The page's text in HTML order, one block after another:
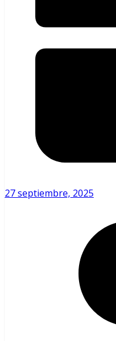
27 septiembre, 2025